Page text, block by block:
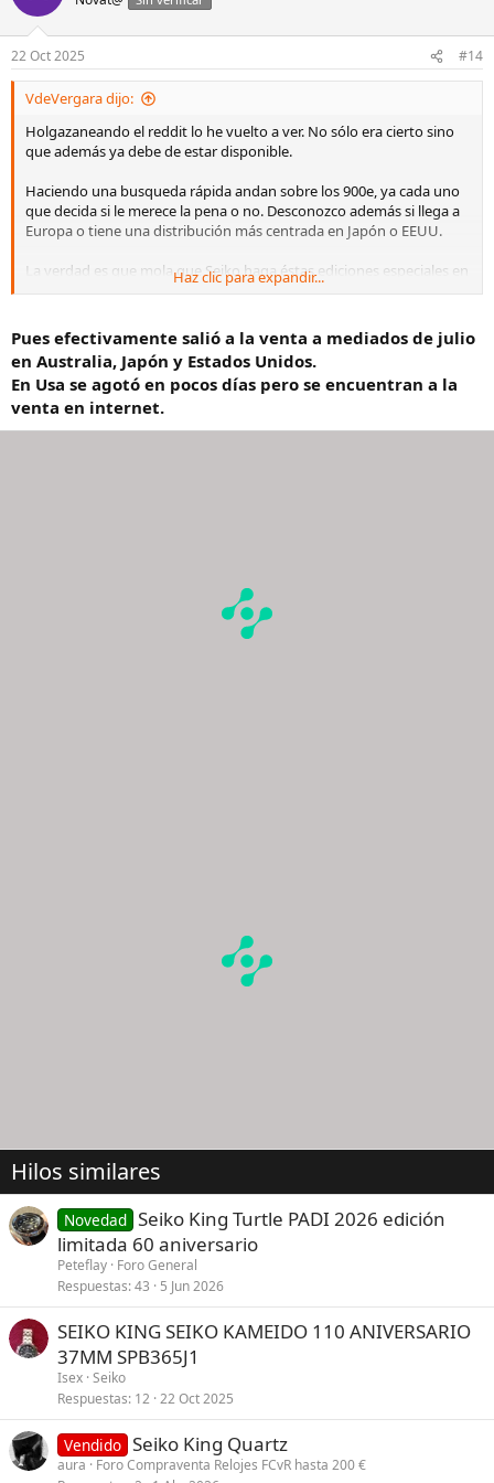
i
o
n
e
22 Oct 2025 #14
VdeVergara dijo:
Holgazaneando el reddit lo he vuelto a ver. No sólo era cierto sino
que además ya debe de estar disponible.
Haciendo una busqueda rápida andan sobre los 900e, ya cada uno
que decida si le merece la pena o no. Desconozco además si llega a
Europa o tiene una distribución más centrada en Japón o EEUU.
La verdad es que mola que Seiko haga éstas ediciones especiales en
modelos accesibles.
Por cierto, guapísima la almohadilla jajaja
Ver el archivos adjunto 3361461
Haz clic para expandir...
Pues efectivamente salió a la venta a mediados de julio
en Australia, Japón y Estados Unidos.
En Usa se agotó en pocos días pero se encuentran a la
venta en internet.
Hilos similares
Novedad Seiko King Turtle PADI 2026 edición
limitada 60 aniversario
Peteflay Foro General
Respuestas 43 5 Jun 2026
SEIKO KING SEIKO KAMEIDO 110 ANIVERSARIO
37MM SPB365J1
Isex Seiko
Respuestas 12 22 Oct 2025
Vendido Seiko King Quartz
aura
Foro Compraventa Relojes FCvR hasta 200 €